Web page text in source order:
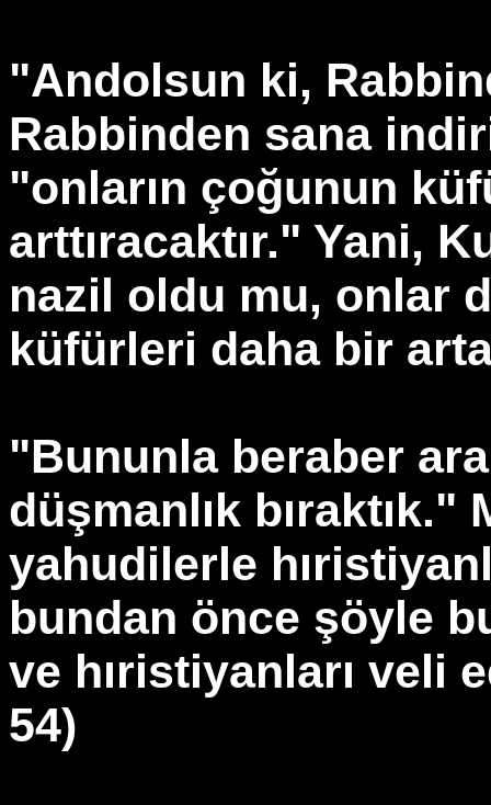
"Andolsun ki,
Rabbinden sana
"onların çoğunun
arttıracaktır." Yani,
nazil oldu mu, onlar
küfürleri daha bir
"Bununla beraber
düşmanlık
yahudilerle
bundan önce şöyle
ve hıristiyanları veli
54)